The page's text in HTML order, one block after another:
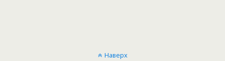
Наверх